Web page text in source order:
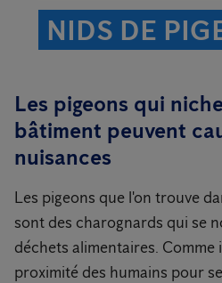
NIDS DE
Les pigeons qui
bâtiment peuvent
nuisances
Les pigeons que l'on trouve
sont des charognards qui se
déchets alimentaires. Comme
proximité des humains pour